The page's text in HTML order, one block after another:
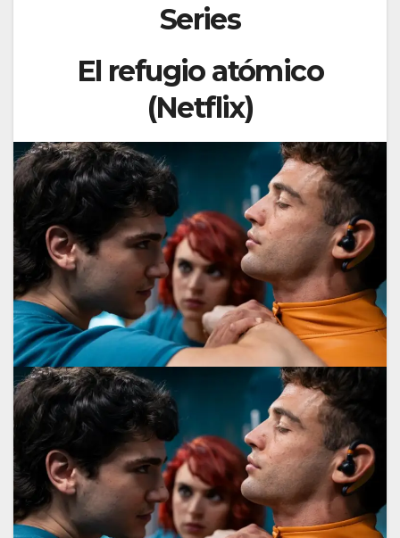
Series
El refugio atómico
(Netflix)